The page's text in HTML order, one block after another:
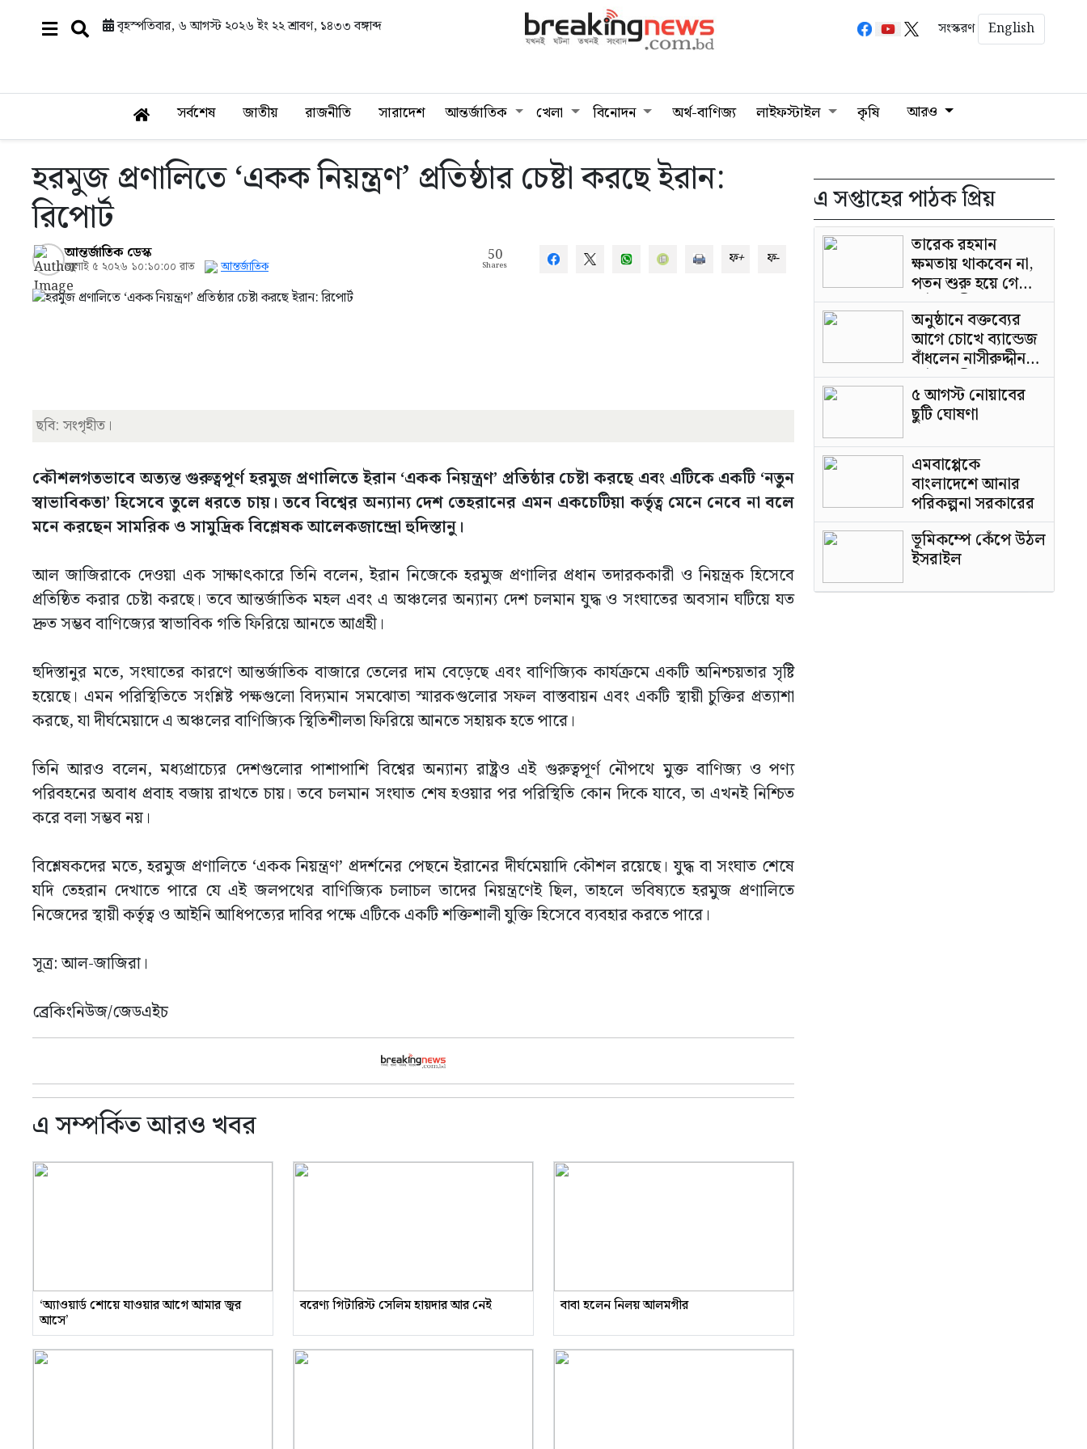
বৃহস্পতিবার, ৬ আগস্ট ২০২৬ ইং ২২ শ্রাবণ, ১৪৩৩ বঙ্গাব্দ সংস্করণ English
সর্বশেষ জাতীয় রাজনীতি সারাদেশ আন্তর্জাতিক খেলা বিনোদন অর্থ-বাণিজ্য লাইফস্টাইল কৃষি আরও
হরমুজ প্রণালিতে ‘একক নিয়ন্ত্রণ’ প্রতিষ্ঠার চেষ্টা করছে ইরান:
রিপোর্ট
আন্তর্জাতিক ডেস্ক
জুলাই ৫ ২০২৬ ১০:১০:০০ রাত আন্তর্জাতিক
50
Shares ফ+ ফ-
ছবি: সংগৃহীত।
কৌশলগতভাবে অত্যন্ত গুরুত্বপূর্ণ হরমুজ প্রণালিতে ইরান ‘একক নিয়ন্ত্রণ’ প্রতিষ্ঠার চেষ্টা করছে এবং এটিকে একটি ‘নতুন
স্বাভাবিকতা’ হিসেবে তুলে ধরতে চায়। তবে বিশ্বের অন্যান্য দেশ তেহরানের এমন একচেটিয়া কর্তৃত্ব মেনে নেবে না বলে
মনে করছেন সামরিক ও সামুদ্রিক বিশ্লেষক আলেকজান্দ্রো হুদিস্তানু।
আল জাজিরাকে দেওয়া এক সাক্ষাৎকারে তিনি বলেন, ইরান নিজেকে হরমুজ প্রণালির প্রধান তদারককারী ও নিয়ন্ত্রক হিসেবে
প্রতিষ্ঠিত করার চেষ্টা করছে। তবে আন্তর্জাতিক মহল এবং এ অঞ্চলের অন্যান্য দেশ চলমান যুদ্ধ ও সংঘাতের অবসান ঘটিয়ে যত
দ্রুত সম্ভব বাণিজ্যের স্বাভাবিক গতি ফিরিয়ে আনতে আগ্রহী।
হুদিস্তানুর মতে, সংঘাতের কারণে আন্তর্জাতিক বাজারে তেলের দাম বেড়েছে এবং বাণিজ্যিক কার্যক্রমে একটি অনিশ্চয়তার সৃষ্টি
হয়েছে। এমন পরিস্থিতিতে সংশ্লিষ্ট পক্ষগুলো বিদ্যমান সমঝোতা স্মারকগুলোর সফল বাস্তবায়ন এবং একটি স্থায়ী চুক্তির প্রত্যাশা
করছে, যা দীর্ঘমেয়াদে এ অঞ্চলের বাণিজ্যিক স্থিতিশীলতা ফিরিয়ে আনতে সহায়ক হতে পারে।
তিনি আরও বলেন, মধ্যপ্রাচ্যের দেশগুলোর পাশাপাশি বিশ্বের অন্যান্য রাষ্ট্রও এই গুরুত্বপূর্ণ নৌপথে মুক্ত বাণিজ্য ও পণ্য
পরিবহনের অবাধ প্রবাহ বজায় রাখতে চায়। তবে চলমান সংঘাত শেষ হওয়ার পর পরিস্থিতি কোন দিকে যাবে, তা এখনই নিশ্চিত
করে বলা সম্ভব নয়।
বিশ্লেষকদের মতে, হরমুজ প্রণালিতে ‘একক নিয়ন্ত্রণ’ প্রদর্শনের পেছনে ইরানের দীর্ঘমেয়াদি কৌশল রয়েছে। যুদ্ধ বা সংঘাত শেষে
যদি তেহরান দেখাতে পারে যে এই জলপথের বাণিজ্যিক চলাচল তাদের নিয়ন্ত্রণেই ছিল, তাহলে ভবিষ্যতে হরমুজ প্রণালিতে
নিজেদের স্থায়ী কর্তৃত্ব ও আইনি আধিপত্যের দাবির পক্ষে এটিকে একটি শক্তিশালী যুক্তি হিসেবে ব্যবহার করতে পারে।
সূত্র: আল-জাজিরা।
ব্রেকিংনিউজ/জেডএইচ
এ সম্পর্কিত আরও খবর
‘অ্যাওয়ার্ড শোয়ে যাওয়ার আগে আমার জ্বর
আসে’
বরেণ্য গিটারিস্ট সেলিম হায়দার আর নেই বাবা হলেন নিলয় আলমগীর
এ সপ্তাহের পাঠক প্রিয়
তারেক রহমান
ক্ষমতায় থাকবেন না,
পতন শুরু হয়ে গেছে:
পাটওয়ারী
অনুষ্ঠানে বক্তব্যের
আগে চোখে ব্যান্ডেজ
বাঁধলেন নাসীরুদ্দীন
পাটওয়ারী
৫ আগস্ট নোয়াবের
ছুটি ঘোষণা
এমবাপ্পেকে
বাংলাদেশে আনার
পরিকল্পনা সরকারের
ভূমিকম্পে কেঁপে উঠল
ইসরাইল